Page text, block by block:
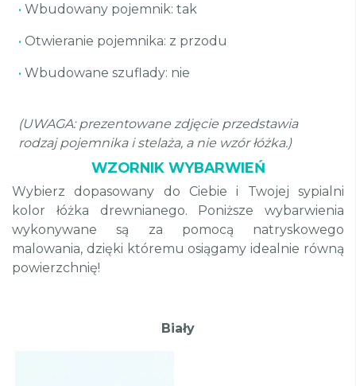
• Wbudowany pojemnik: tak
• Otwieranie pojemnika: z przodu
• Wbudowane szuflady: nie
(UWAGA: prezentowane zdjęcie przedstawia
rodzaj pojemnika i stelaża, a nie wzór łóżka.)
WZORNIK WYBARWIEŃ
Wybierz dopasowany do Ciebie i Twojej sypialni
kolor łóżka drewnianego. Poniższe wybarwienia
wykonywane są za pomocą natryskowego
malowania, dzięki któremu osiągamy idealnie równą
powierzchnię!
Biały